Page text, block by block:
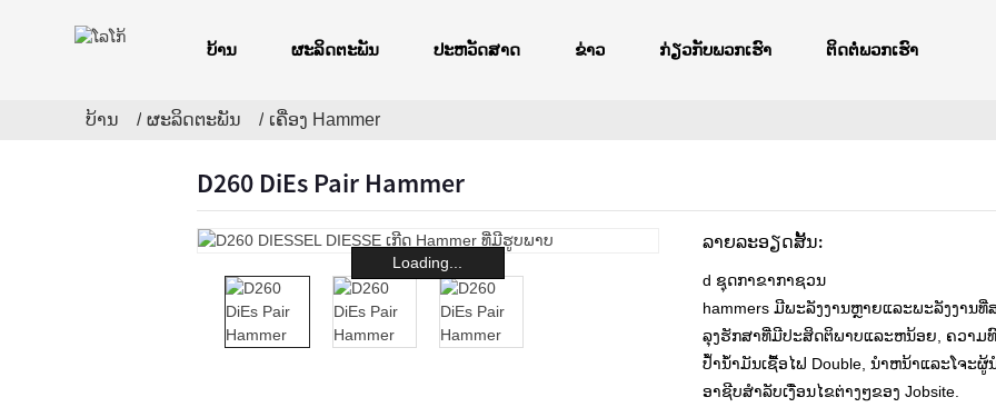
ບ້ານ ຜະລິດຕະພັນ ປະຫວັດສາດ ຂ່າວ ກ່ຽວກັບພວກເຮົາ ຕິດຕໍ່ພວກເຮົາ
ບ້ານ ຜະລິດຕະພັນ ເຄື່ອງ Hammer
D260 DiEs Pair Hammer
Loading...
ລາຍລະອຽດສັ້ນ:
d ຊຸດກາຂາກາຊວນ
hammers ມີພະລັງງານຫຼາຍແລະພະລັງງານ
ລຸງຮັກສາທີ່ມີປະສິດຕິພາບແລະຫນ້ອຍ, ຄວາມ
ປ້ໍານ້ໍາມັນເຊື້ອໄຟ Double, ນໍາຫນ້າແລະໂຈະ
ອາຊີບສໍາລັບເງື່ອນໄຂຕ່າງໆຂອງ Jobsite.